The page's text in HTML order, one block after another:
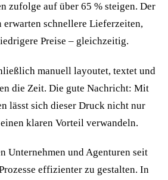
zufolge auf über 65 % steigen. Der
schnellere Lieferzeiten,
Preise – gleichzeitig.
manuell layoutet, textet und
die Zeit. Die gute Nachricht: Mit
lässt sich dieser Druck nicht nur
klaren Vorteil verwandeln.
Unternehmen und Agenturen seit
effizienter zu gestalten. In